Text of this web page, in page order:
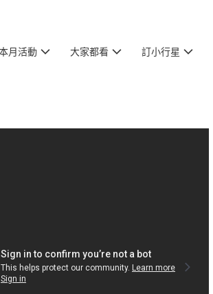
月活動 大家都看 訂小行星